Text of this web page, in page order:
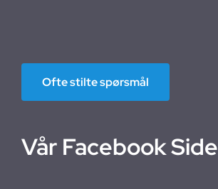
Ofte stilte spørsmål
Vår Facebook Side